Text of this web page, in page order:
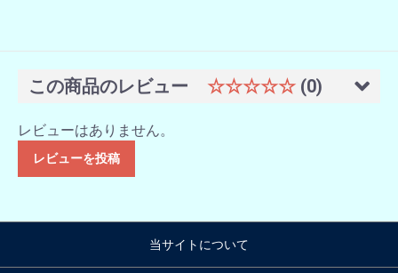
この商品のレビュー ☆☆☆☆☆ (0)
レビューはありません。
レビューを投稿
当サイトについて